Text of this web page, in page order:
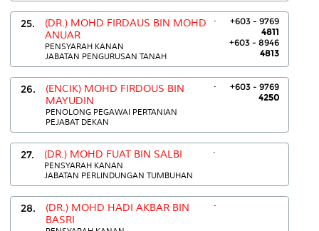
25.
(DR.) MOHD FIRDAUS BIN MOHD
ANUAR
PENSYARAH KANAN
JABATAN PENGURUSAN TANAH
.
+603 - 9769
4811
+603 - 8946
4813
26.
(ENCIK) MOHD FIRDOUS BIN
MAYUDIN
PENOLONG PEGAWAI PERTANIAN
PEJABAT DEKAN
.
+603 - 9769
4250
27. (DR.) MOHD FUAT BIN SALBI
PENSYARAH KANAN
JABATAN PERLINDUNGAN TUMBUHAN
.
28.
(DR.) MOHD HADI AKBAR BIN
BASRI
.